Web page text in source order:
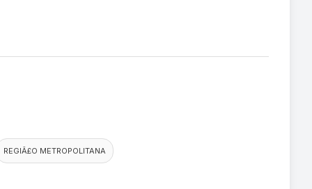
REGIÃ£O METROPOLITANA